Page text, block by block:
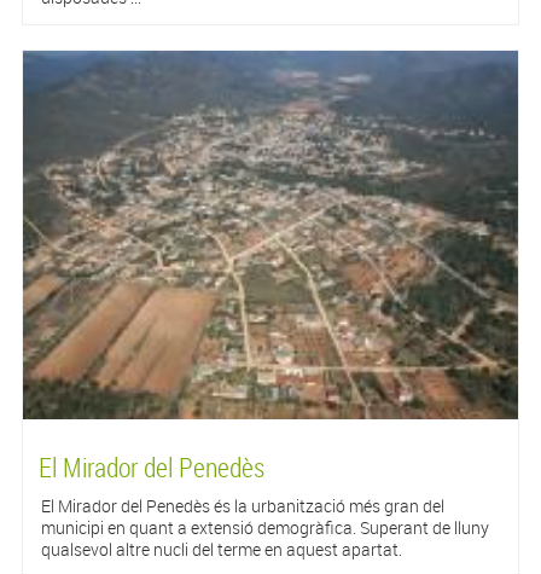
El Mirador del Penedès
El Mirador del Penedès és la urbanització més gran del
municipi en quant a extensió demogràfica. Superant de lluny
qualsevol altre nucli del terme en aquest apartat.